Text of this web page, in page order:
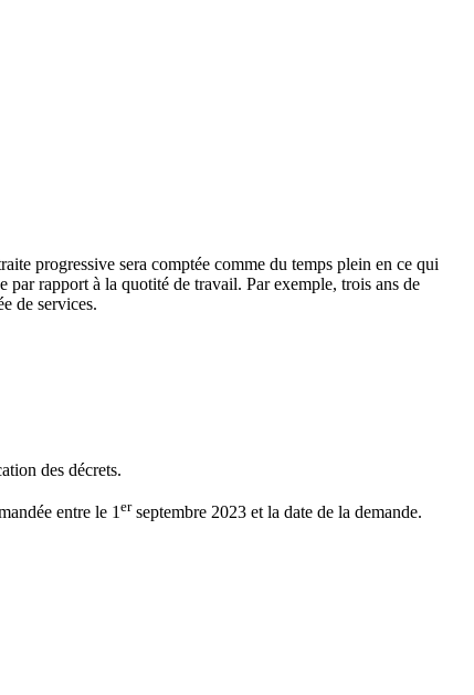
progressive sera comptée comme du temps plein en ce qui
par rapport à la quotité de travail. Par exemple, trois ans de
de services.
des décrets.
entre le 1erseptembre 2023 et la date de la demande.